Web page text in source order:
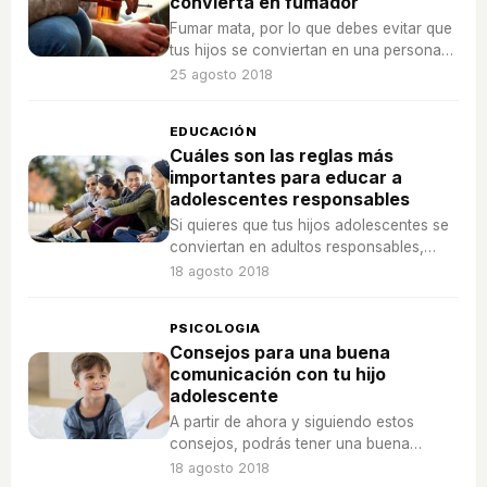
Fumar mata, por lo que debes evitar que
tus hijos se conviertan en una persona
fumadora. Sigue estos consejos
25 agosto 2018
EDUCACIÓN
Cuáles son las reglas más
importantes para educar a
adolescentes responsables
Si quieres que tus hijos adolescentes se
conviertan en adultos responsables,
entonces deberás educarles teniendo en
18 agosto 2018
PSICOLOGIA
Consejos para una buena
comunicación con tu hijo
adolescente
A partir de ahora y siguiendo estos
consejos, podrás tener una buena
comunicación con tu hijo adolescente.
18 agosto 2018